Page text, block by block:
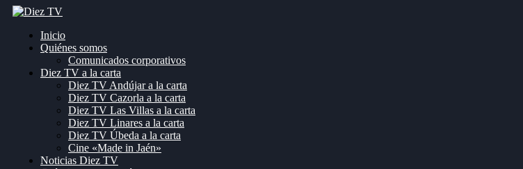
Inicio
Quiénes somos
Comunicados corporativos
Diez TV a la carta
Diez TV Andújar a la carta
Diez TV Cazorla a la carta
Diez TV Las Villas a la carta
Diez TV Linares a la carta
Diez TV Úbeda a la carta
Cine «Made in Jaén»
Noticias Diez TV